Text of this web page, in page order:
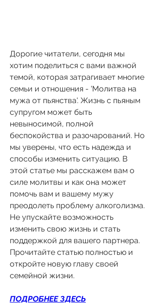
Дорогие читатели, сегодня мы
хотим поделиться с вами важной
темой, которая затрагивает многие
семьи и отношения - 'Молитва на
мужа от пьянства'. Жизнь с пьяным
супругом может быть
невыносимой, полной
беспокойства и разочарований. Но
мы уверены, что есть надежда и
способы изменить ситуацию. В
этой статье мы расскажем вам о
силе молитвы и как она может
помочь вам и вашему мужу
преодолеть проблему алкоголизма.
Не упускайте возможность
изменить свою жизнь и стать
поддержкой для вашего партнера.
Прочитайте статью полностью и
откройте новую главу своей
семейной жизни.
ПОДРОБНЕЕ ЗДЕСЬ